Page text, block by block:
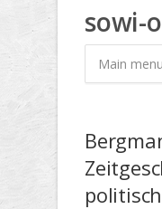
sowi-